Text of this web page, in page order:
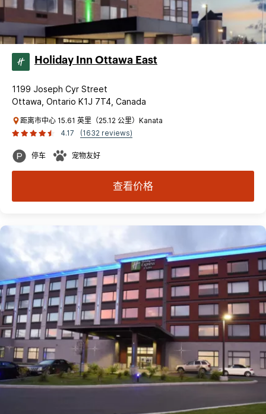
Holiday Inn Ottawa East
1199 Joseph Cyr Street
Ottawa, Ontario K1J 7T4, Canada
距离市中心 15.61 英里（25.12 公里）Kanata
4.17
(1632 reviews)
停车 宠物友好
查看价格